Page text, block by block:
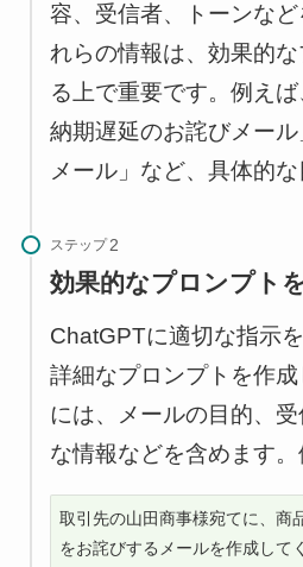
容、受信者、トーンな
れらの情報は、効果的
る上で重要です。例え
納期遅延のお詫びメー
メール」など、具体的な
ステップ
効果的なプロンプト
ChatGPTに適切な指示
詳細なプロンプトを作
には、メールの目的、
な情報などを含めます。
取引先の山田商事様宛てに、商
をお詫びするメールを作成して